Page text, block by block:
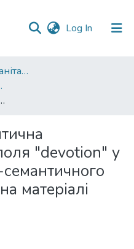
Log In (current)
001. Факультет гуманітарних наук
поля "patriotism" (на матеріалі англійської мови)
"devotion" у
семантичного
матеріалі